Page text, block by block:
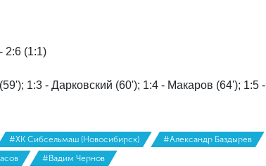
2:6 (1:1)
1:3 - Дарковский (60'); 1:4 - Макаров (64'); 1:5 -
#ХК Сибсельмаш (Новосибирск)
#Александр Баздырев
#Вадим Чернов